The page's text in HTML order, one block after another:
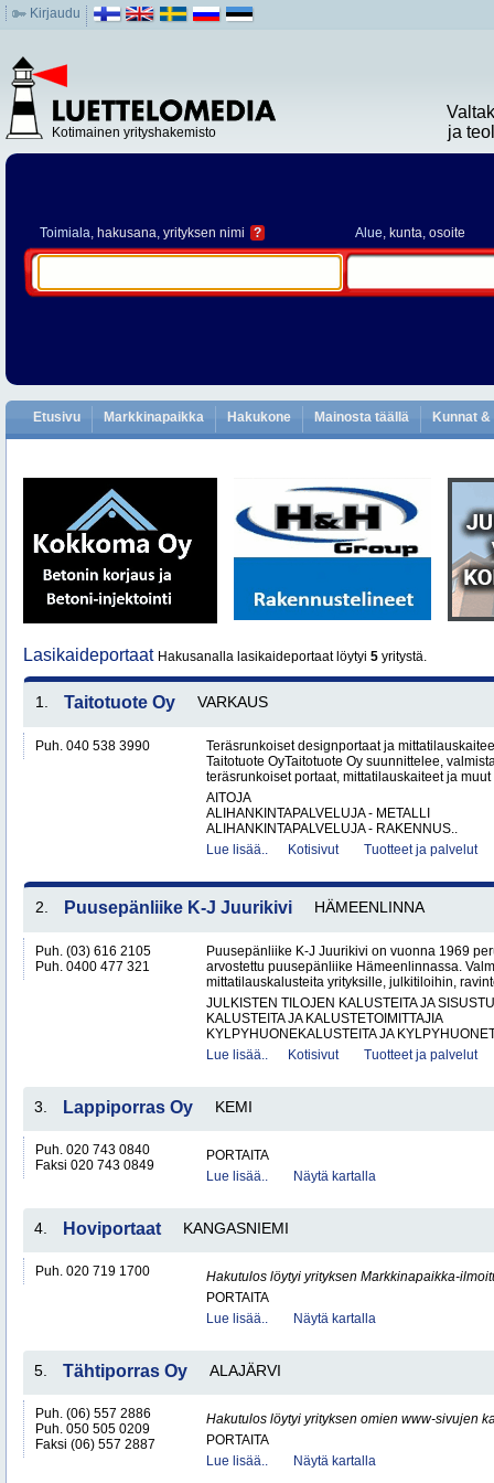
Kirjaudu
Kotimainen yrityshakemisto
ja
Toimiala, hakusana, yrityksen nimi ? Alue, kunta, osoite
Etusivu Markkinapaikka Hakukone Mainosta täällä Kunnat
Lasikaideportaat Hakusanalla lasikaideportaat löytyi 5 yritystä.
1. Taitotuote Oy VARKAUS
Puh. 040 538 3990
Teräsrunkoiset designportaat ja
Taitotuote OyTaitotuote Oy suunnittelee,
teräsrunkoiset portaat, mittatilauskaiteet ja muut
AITOJA
ALIHANKINTAPALVELUJA - METALLI
ALIHANKINTAPALVELUJA - RAKENNUS..
Lue lisää..
Kotisivut Tuotteet ja palvelut
2. Puusepänliike K-J Juurikivi HÄMEENLINNA
Puh. (03) 616 2105
Puh. 0400 477 321
Puusepänliike K-J Juurikivi on vuonna 1969
arvostettu puusepänliike Hämeenlinnassa.
mittatilauskalusteita yrityksille, julkitiloihin,
JULKISTEN TILOJEN KALUSTEITA JA
KALUSTEITA JA KALUSTETOIMITTAJIA
KYLPYHUONEKALUSTEITA JA
Lue lisää..
Kotisivut Tuotteet ja palvelut
3. Lappiporras Oy KEMI
Puh. 020 743 0840
Faksi 020 743 0849
PORTAITA
Lue lisää..
Näytä kartalla
4. Hoviportaat KANGASNIEMI
Puh. 020 719 1700
Hakutulos löytyi yrityksen Markkinapaikka-
PORTAITA
Lue lisää..
Näytä kartalla
5. Tähtiporras Oy ALAJÄRVI
Puh. (06) 557 2886
Puh. 050 505 0209
Faksi (06) 557 2887
Hakutulos löytyi yrityksen omien www-sivujen
PORTAITA
Lue lisää..
Näytä kartalla